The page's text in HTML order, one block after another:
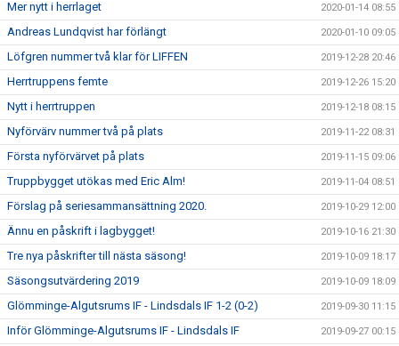
Mer nytt i herrlaget 2020-01-14 08:55
Andreas Lundqvist har förlängt 2020-01-10 09:05
Löfgren nummer två klar för LIFFEN 2019-12-28 20:46
Herrtruppens femte 2019-12-26 15:20
Nytt i herrtruppen 2019-12-18 08:15
Nyförvärv nummer två på plats 2019-11-22 08:31
Första nyförvärvet på plats 2019-11-15 09:06
Truppbygget utökas med Eric Alm! 2019-11-04 08:51
Förslag på seriesammansättning 2020. 2019-10-29 12:00
Ännu en påskrift i lagbygget! 2019-10-16 21:30
Tre nya påskrifter till nästa säsong! 2019-10-09 18:17
Säsongsutvärdering 2019 2019-10-09 18:09
Glömminge-Algutsrums IF - Lindsdals IF 1-2 (0-2) 2019-09-30 11:15
Inför Glömminge-Algutsrums IF - Lindsdals IF 2019-09-27 00:15